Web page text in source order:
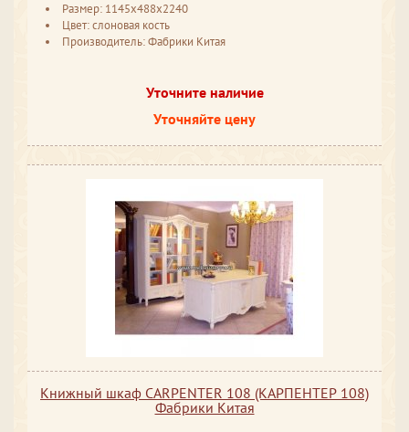
Размер: 1145x488x2240
Цвет: слоновая кость
Производитель: Фабрики Китая
Уточните наличие
Уточняйте цену
Книжный шкаф CARPENTER 108 (КАРПЕНТЕР 108)
Фабрики Китая